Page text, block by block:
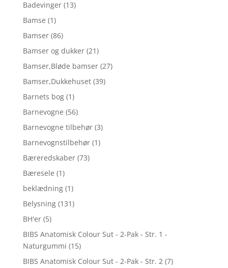
Badevinger (13)
Bamse (1)
Bamser (86)
Bamser og dukker (21)
Bamser,Bløde bamser (27)
Bamser,Dukkehuset (39)
Barnets bog (1)
Barnevogne (56)
Barnevogne tilbehør (3)
Barnevognstilbehør (1)
Bæreredskaber (73)
Bæresele (1)
beklædning (1)
Belysning (131)
BH'er (5)
BIBS Anatomisk Colour Sut - 2-Pak - Str. 1 -
Naturgummi (15)
BIBS Anatomisk Colour Sut - 2-Pak - Str. 2 (7)